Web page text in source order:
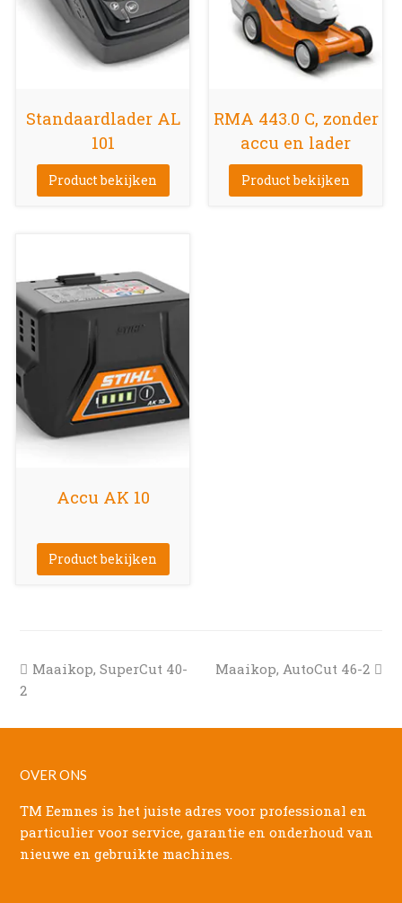
Standaardlader AL
101
Product bekijken
RMA 443.0 C, zonder
accu en lader
Product bekijken
Accu AK 10
Product bekijken
previous
Maaikop, SuperCut 40-
2
next
Maaikop, AutoCut 46-2
OVER ONS
TM Eemnes is het juiste adres voor professional en
particulier voor service, garantie en onderhoud van
nieuwe en gebruikte machines.